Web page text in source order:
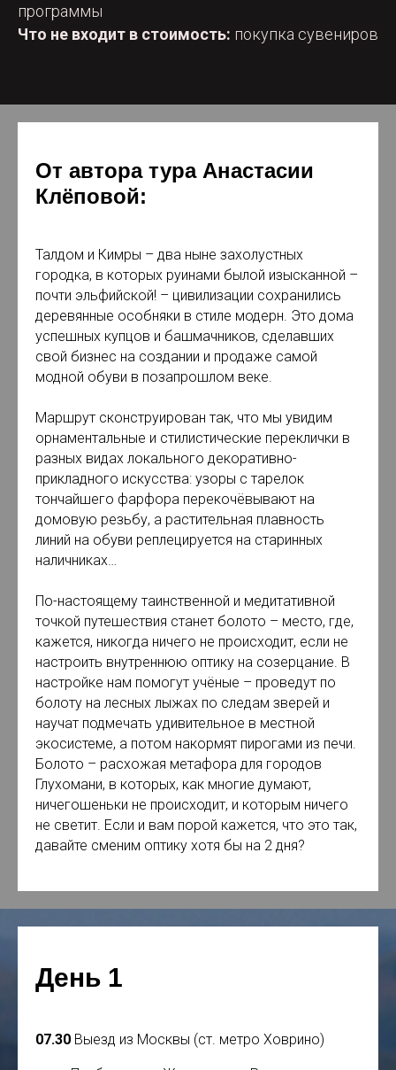
программы
Что не входит в стоимость: покупка сувениров
От автора тура Анастасии
Клёповой:
Талдом и Кимры – два ныне захолустных
городка, в которых руинами былой изысканной –
почти эльфийской! – цивилизации сохранились
деревянные особняки в стиле модерн. Это дома
успешных купцов и башмачников, сделавших
свой бизнес на создании и продаже самой
модной обуви в позапрошлом веке.
Маршрут сконструирован так, что мы увидим
орнаментальные и стилистические переклички в
разных видах локального декоративно-
прикладного искусства: узоры с тарелок
тончайшего фарфора перекочёвывают на
домовую резьбу, а растительная плавность
линий на обуви реплецируется на старинных
наличниках…
По-настоящему таинственной и медитативной
точкой путешествия станет болото – место, где,
кажется, никогда ничего не происходит, если не
настроить внутреннюю оптику на созерцание. В
настройке нам помогут учёные – проведут по
болоту на лесных лыжах по следам зверей и
научат подмечать удивительное в местной
экосистеме, а потом накормят пирогами из печи.
Болото – расхожая метафора для городов
Глухомани, в которых, как многие думают,
ничегошеньки не происходит, и которым ничего
не светит. Если и вам порой кажется, что это так,
давайте сменим оптику хотя бы на 2 дня?
День 1
07.30 Выезд из Москвы (ст. метро Ховрино)